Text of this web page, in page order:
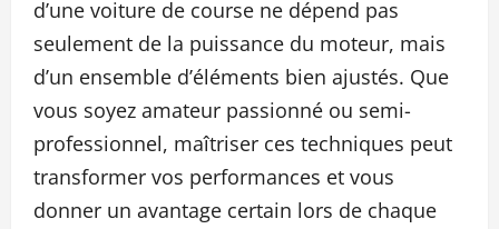
d’une voiture de course ne dépend pas
seulement de la puissance du moteur, mais
d’un ensemble d’éléments bien ajustés. Que
vous soyez amateur passionné ou semi-
professionnel, maîtriser ces techniques peut
transformer vos performances et vous
donner un avantage certain lors de chaque